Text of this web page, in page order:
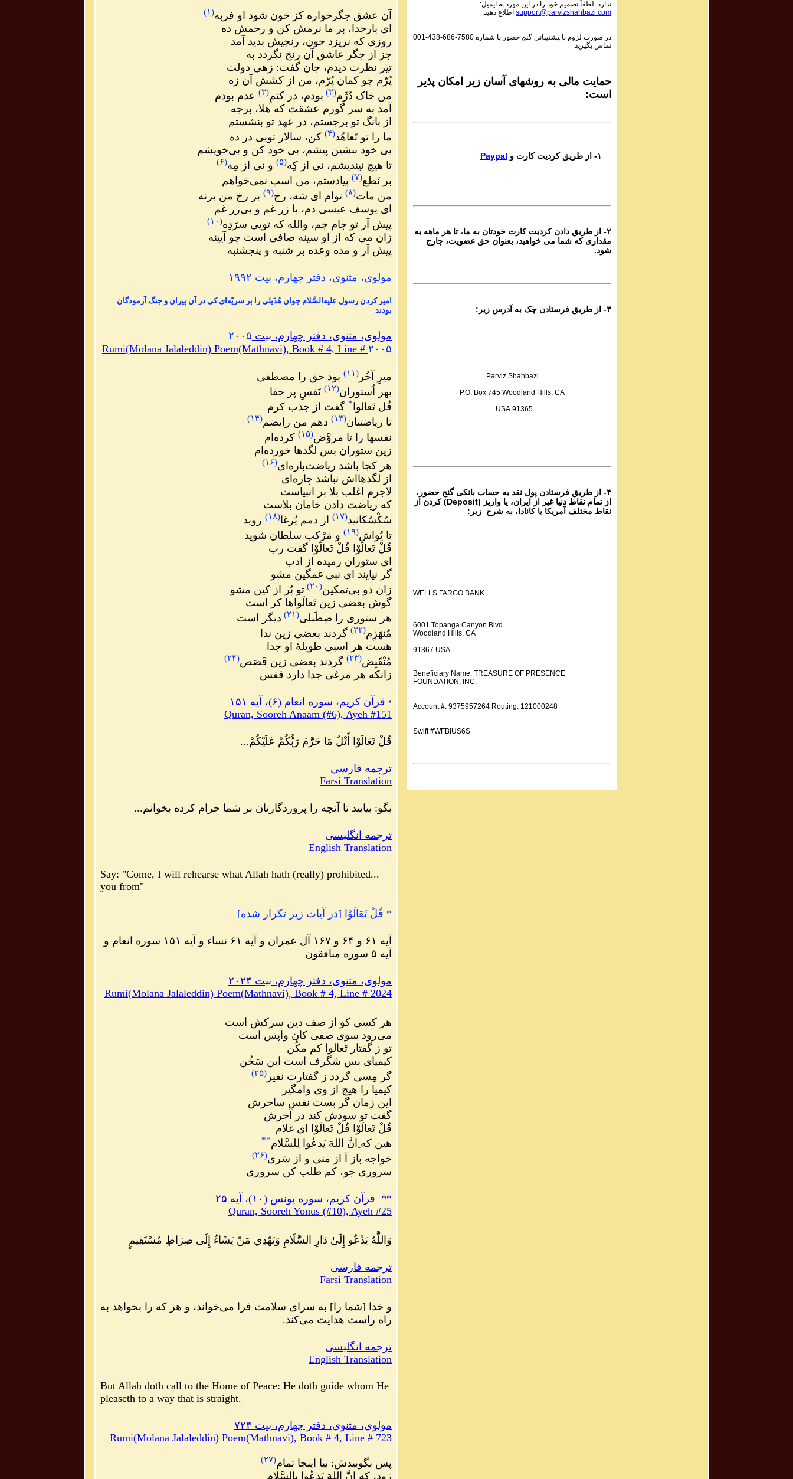
آن عشق جگرخواره کز خون شود او فربه(۱)
ای بارخدا، بر ما نرمش کن و رحمش ده
روزی که نریزد خون، رنجیش بدید آمد
جز از جگر عاشق آن رنج نگردد به
تیر نظرت دیدم، جان گفت: زهی دولت
پُرّم چو کمان پُرّم، من از کشش آن زه
من خاک دُژَم(۲) بودم، در کتمِ(۳) عدم بودم
آمد به سر گورم عشقت که هلا، برجه
از بانگ تو برجستم، در عهد تو بنشستم
ما را تو تَعاهُد(۴) کن، سالار تویی در ده
بی خود بنشین پیشم، بی خود کن و بی‌خویشم
تا هیچ نیندیشم، نی از کِه(۵) و نی از مِه(۶)
بر نَطع(۷) پیادستم، من اسپ نمی‌خواهم
من مات(۸) توام ای شه، رخ(۹) بر رخ من برنه
ای یوسف عیسی دم، با زر غم و بی‌زر غم
پیش آر تو جام جم، والله که تویی سرَدِه(۱۰)
زان می که از او سینه صافی است چو آیینه
پیش آر و مده وعده بر شنبه و پنجشنبه
مولوی، مثنوی، دفتر چهارم، بیت ۱۹۹۲
امیر کردن رسول علیه‌السَّلام جوان هُذَیلی را بر سریّه‌ای کی در آن پیران و جنگ آزمودگان
بودند
مولوی، مثنوی، دفتر چهارم، بیت ۲۰۰۵
Rumi(Molana Jalaleddin) Poem(Mathnavi), Book # 4, Line # ۲۰۰۵
میرِ آخُر (۱۱) بود حق را مصطفی
بهر اُستوران(۱۲) نَفسِ پر جفا
قُل تَعالوا* گفت از جذب کرم
تا ریاضتتان(۱۳) دهم من رایضم(۱۴)
نفسها را تا مروَّض(۱۵) کرده‌ام
زین ستوران بس لگدها خورده‌ام
هر کجا باشد ریاضت‌باره‌ای(۱۶)
از لگدهااش نباشد چاره‌ای
لاجرم اغلب بلا بر انبیاست
که ریاضت دادن خامان بلاست
سُکْسُکانید(۱۷) از دمم یُرغا(۱۸) روید
تا یُواش(۱۹) و مَرْکب سلطان شوید
قُلْ تَعالَوْا قُلْ تَعالَوْا گفت رب
ای ستوران رمیده از ادب
گر نیایند ای نبی غمگین مشو
زان دو بی‌تمکین(۲۰) تو پُر از کین مشو
گوش بعضی زین تَعالَواها کر است
هر ستوری را صِطَبلی(۲۱) دیگر است
مُنهَزِم(۲۲) گردند بعضی زین ندا
هست هر اسبی طویلهٔ او جدا
مُنْقَبِض(۲۳) گردند بعضی زین قَصَص(۲۴)
زانکه هر مرغی جدا دارد قفس
* قرآن کریم، سوره انعام (۶)، آیه ۱۵۱
Quran, Sooreh Anaam (#6), Ayeh #151
قُلْ تَعَالَوْا أَتْلُ مَا حَرَّمَ رَبُّكُمْ عَلَيْكُمْ...
ترجمه فارسی
Farsi Translation
بگو: بیایید تا آنچه را پروردگارتان بر شما حرام کرده بخوانم...
ترجمه انگلیسی
English Translation
...Say:
"Come, I will rehearse what Allah hath (really) prohibited
you from"
* قُلْ تَعَالَوْا [در آیات زیر تکرار شده]
آیه ۶۱ و ۶۴ و ۱۶۷ آل عمران و آیه ۶۱ نساء و آیه ۱۵۱ سوره انعام و
آیه ۵ سوره منافقون
مولوی، مثنوی، دفتر چهارم، بیت ۲۰۲۴
Rumi(Molana Jalaleddin) Poem(Mathnavi), Book # 4, Line # 2024
هر کسی کو از صف دین سرکش است
می‌رود سوی صفی کان واپس است
تو ز گفتار تَعالوا کم مکُن
کیمیای بس شگرف است این سَخُن
گر مِسی گردد ز گفتارت نفیر (۲۵)
کیمیا را هیچ از وی وامگیر
این زمان گر بست نفس ساحرش
گفت تو سودش کند در آخرش
قُلْ تَعالَوْا قُلْ تَعالَوْا ای غلام
هین که ِانَّ اللهَ یَدعُوا لِلسَّلام**
خواجه باز آ از منی و از سَری(۲۶)
سروری جو، کم طلب کن سروری
*
* قرآن کریم، سوره يونس (۱۰)، آیه ۲۵
Quran, Sooreh Yonus (#10), Ayeh #25
وَاللَّهُ يَدْعُو إِلَىٰ دَارِ السَّلَامِ وَيَهْدِي مَنْ يَشَاءُ إِلَىٰ صِرَاطٍ مُسْتَقِيمٍ
ترجمه فارسی
Farsi Translation
و خدا [شما را] به سراى سلامت فرا مى‌خواند، و هر كه را بخواهد به
راه راست هدايت مى‌كند.
ترجمه انگلیسی
English Translation
But Allah doth call to the Home of Peace: He doth guide whom He
pleaseth to a way that is straight.
مولوی، مثنوی، دفتر چهارم، بیت ۷۲۳
Rumi(Molana Jalaleddin) Poem(Mathnavi), Book # 4, Line # 723
پس بگوییدش: بیا اینجا تمام(۲۷)
زود، که ِانَّ اللهَ یَدعُوا بِالسَّلام
برنامه صوتی شماره ۶۹۲ گنج حضور
Ganje Hozour audio Program #691
Ganje Hozour audio Program #690
Ganje Hozour audio Program #689
Parviz Shahbazi
Ganje Hozour audio Program #688
Ganje Hozour audio Program #687
Parviz Shahbazi
Ganje Hozour audio Program #686
Ganje Hozour audio Program #685
Parviz Shahbazi
برنامه صوتی شماره ۶۸۳ گنج حضور
Ganje Hozour audio Program #682
ندارد. لطفاً تصمیم خود را در این مورد به ایمیل:
support@parvizshahbazi.com اطلاع دهید.
در صورت لزوم با ‍پشتیبانی گنج حضور با شماره 001-438-686-7580
تماس بگیرید.
حمایت مالی به روشهای آسان زیر امکان پذیر
است:
Paypal
۲- از طریق دادن کردیت کارت خودتان به ما، تا هر ماهه به
مقداری که شما می خواهید، بعنوان حق عضویت، چارج
شود.
۳- از طریق فرستادن چک به آدرس زیر:
Parviz Shahbazi
P.O. Box 745 Woodland Hills, CA
91365 USA.
۴- از طریق فرستادن پول نقد به حساب بانکی گنج حضور،
از تمام نقاط دنیا غیر از ایران، یا واریز (Deposit) کردن از
نقاط مختلف آمریکا یا کانادا، به شرح زیر:
WELLS FARGO BANK
6001 Topanga Canyon Blvd
Woodland Hills, CA
91367 USA.
Beneficiary Name: TREASURE OF PRESENCE
FOUNDATION, INC.
Account #: 9375957264 Routing: 121000248
Swift #WFBIUS6S